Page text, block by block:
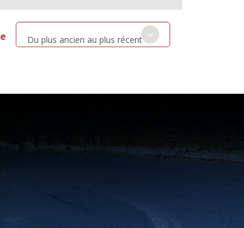
Du plus ancien au plus récent